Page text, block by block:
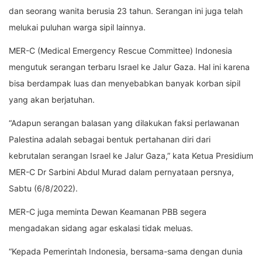
dan seorang wanita berusia 23 tahun. Serangan ini juga telah
melukai puluhan warga sipil lainnya.
MER-C (Medical Emergency Rescue Committee) Indonesia
mengutuk serangan terbaru Israel ke Jalur Gaza. Hal ini karena
bisa berdampak luas dan menyebabkan banyak korban sipil
yang akan berjatuhan.
“Adapun serangan balasan yang dilakukan faksi perlawanan
Palestina adalah sebagai bentuk pertahanan diri dari
kebrutalan serangan Israel ke Jalur Gaza,” kata Ketua Presidium
MER-C Dr Sarbini Abdul Murad dalam pernyataan persnya,
Sabtu (6/8/2022).
MER-C juga meminta Dewan Keamanan PBB segera
mengadakan sidang agar eskalasi tidak meluas.
“Kepada Pemerintah Indonesia, bersama-sama dengan dunia